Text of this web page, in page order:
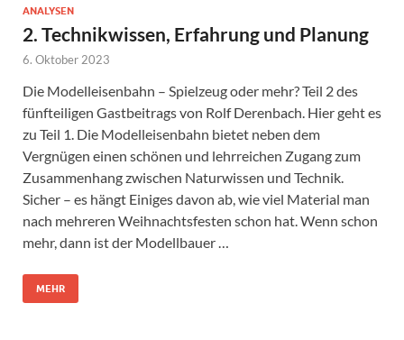
ANALYSEN
2. Technikwissen, Erfahrung und Planung
6. Oktober 2023
Die Modelleisenbahn – Spielzeug oder mehr? Teil 2 des
fünfteiligen Gastbeitrags von Rolf Derenbach. Hier geht es
zu Teil 1. Die Modelleisenbahn bietet neben dem
Vergnügen einen schönen und lehrreichen Zugang zum
Zusammenhang zwischen Naturwissen und Technik.
Sicher – es hängt Einiges davon ab, wie viel Material man
nach mehreren Weihnachtsfesten schon hat. Wenn schon
mehr, dann ist der Modellbauer …
MEHR